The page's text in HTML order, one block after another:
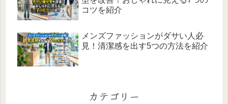
コツを紹介
メンズファッションがダサい人必
見！清潔感を出す5つの方法を紹介
カテゴリー